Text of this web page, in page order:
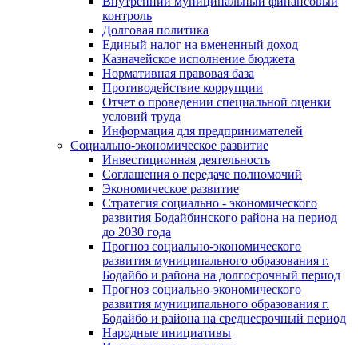
контроль
Долговая политика
Единый налог на вмененный доход
Казначейское исполнение бюджета
Нормативная правовая база
Противодействие коррупции
Отчет о проведении специальной оценки
условий труда
Информация для предпринимателей
Социально-экономическое развитие
Инвестиционная деятельность
Соглашения о передаче полномочий
Экономическое развитие
Стратегия социально - экономического
развития Бодайбинского района на период
до 2030 года
Прогноз социально-экономического
развития муниципального образования г.
Бодайбо и района на долгосрочный период
Прогноз социально-экономического
развития муниципального образования г.
Бодайбо и района на среднесрочный период
Народные инициативы